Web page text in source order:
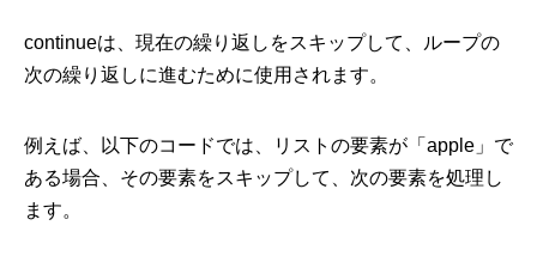
continueは、現在の繰り返しをスキップして、ループの
次の繰り返しに進むために使用されます。
例えば、以下のコードでは、リストの要素が「apple」で
ある場合、その要素をスキップして、次の要素を処理し
ます。